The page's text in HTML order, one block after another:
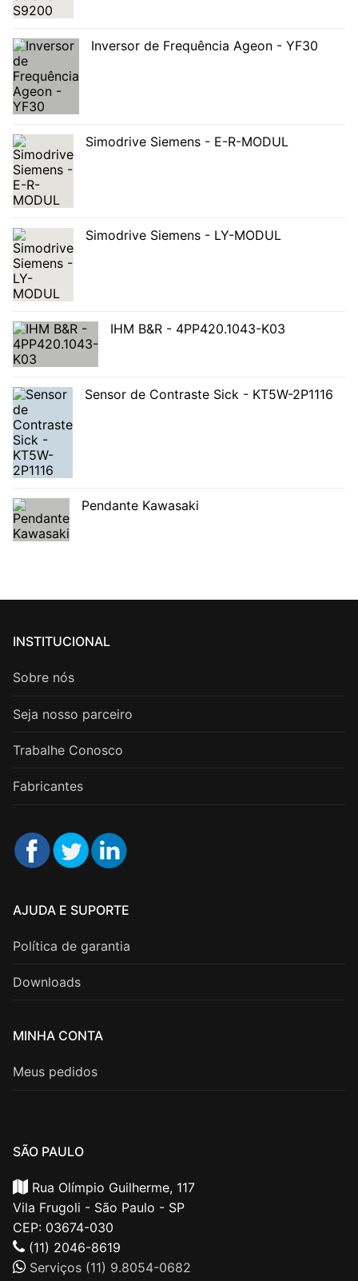
Inversor de Frequência Ageon - YF30
Simodrive Siemens - E-R-MODUL
Simodrive Siemens - LY-MODUL
IHM B&R - 4PP420.1043-K03
Sensor de Contraste Sick - KT5W-2P1116
Pendante Kawasaki
INSTITUCIONAL
Sobre nós
Seja nosso parceiro
Trabalhe Conosco
Fabricantes
AJUDA E SUPORTE
Política de garantia
Downloads
MINHA CONTA
Meus pedidos
SÃO PAULO
Rua Olímpio Guilherme, 117
Vila Frugoli - São Paulo - SP
CEP: 03674-030
(11) 2046-8619
Serviços (11) 9.8054-0682